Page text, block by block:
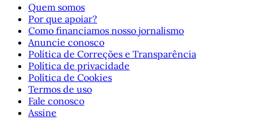
Quem somos
Por que apoiar?
Como financiamos nosso jornalismo
Anuncie conosco
Política de Correções e Transparência
Política de privacidade
Política de Cookies
Termos de uso
Fale conosco
Assine